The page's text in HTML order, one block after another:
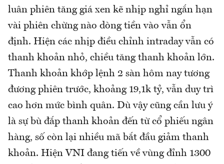
luân phiên tăng giá xen kẽ nhịp nghỉ ngắn hạn
vài phiên chừng nào dòng tiền vào vẫn ổn
định. Hiện các nhịp điều chỉnh intraday vẫn có
thanh khoản nhỏ, chiều tăng thanh khoản lớn.
Thanh khoản khớp lệnh 2 sàn hôm nay tương
đương phiên trước, khoảng 19,1k tỷ, vẫn duy trì
cao hơn mức bình quân. Dù vậy cũng cần lưu ý
là sự bù đắp thanh khoản đến từ cổ phiếu ngân
hàng, số còn lại nhiều mã bắt đầu giảm thanh
khoản. Hiện VNI đang tiến về vùng đỉnh 1300